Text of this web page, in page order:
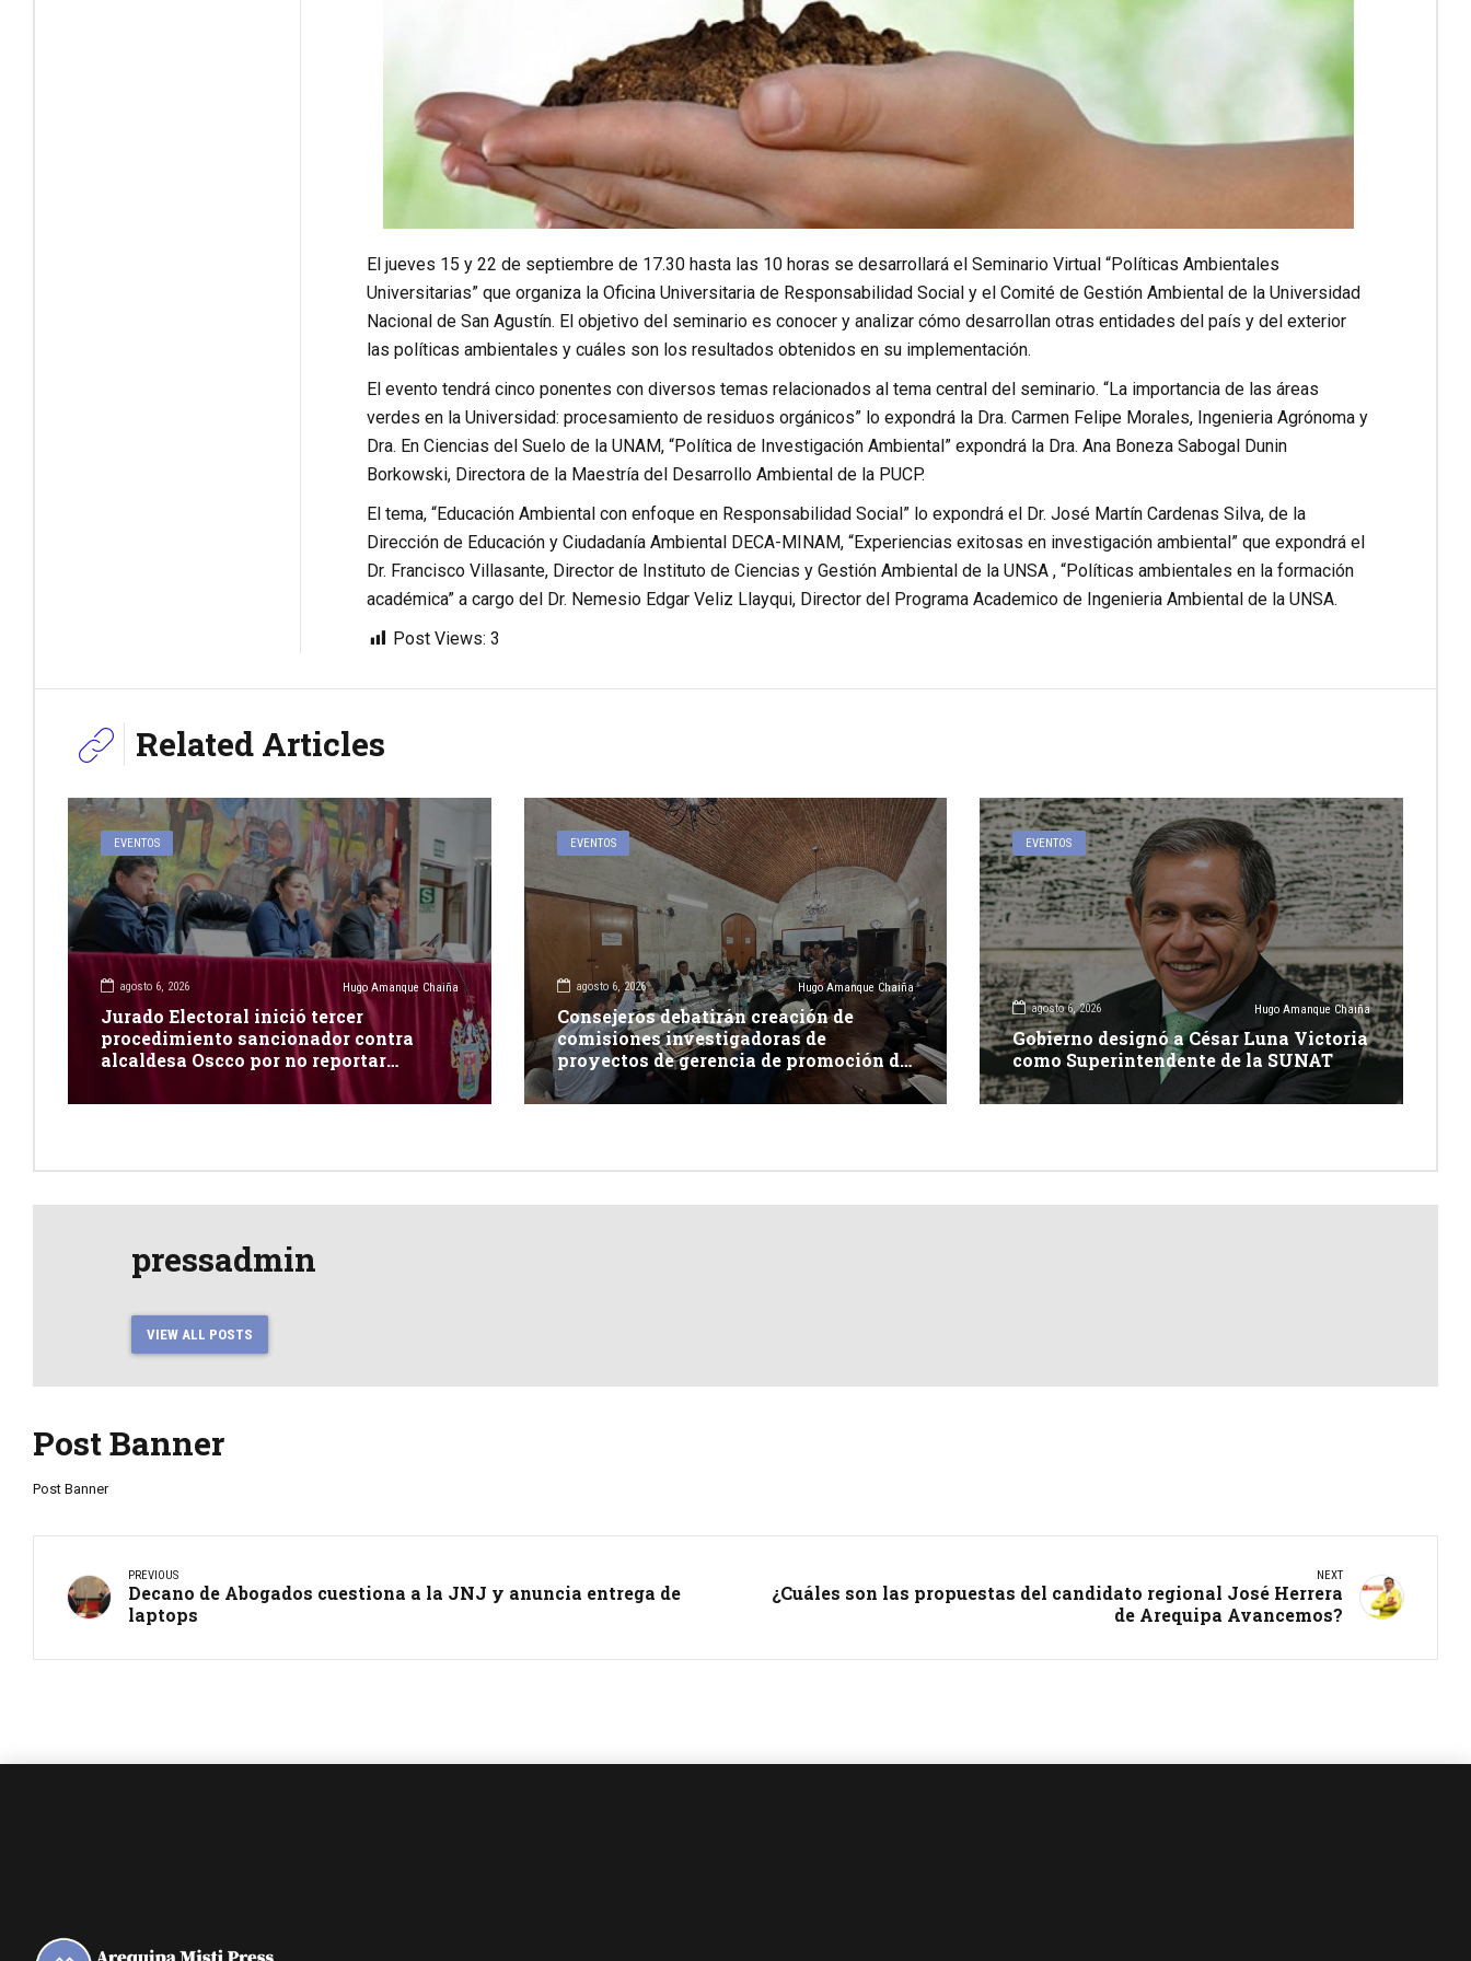
El jueves 15 y 22 de septiembre de 17.30 hasta las 10 horas se desarrollará el Seminario Virtual “Políticas Ambientales
Universitarias” que organiza la Oficina Universitaria de Responsabilidad Social y el Comité de Gestión Ambiental de la Universidad
Nacional de San Agustín. El objetivo del seminario es conocer y analizar cómo desarrollan otras entidades del país y del exterior
las políticas ambientales y cuáles son los resultados obtenidos en su implementación.
El evento tendrá cinco ponentes con diversos temas relacionados al tema central del seminario. “La importancia de las áreas
verdes en la Universidad: procesamiento de residuos orgánicos” lo expondrá la Dra. Carmen Felipe Morales, Ingenieria Agrónoma y
Dra. En Ciencias del Suelo de la UNAM, “Política de Investigación Ambiental” expondrá la Dra. Ana Boneza Sabogal Dunin
Borkowski, Directora de la Maestría del Desarrollo Ambiental de la PUCP.
El tema, “Educación Ambiental con enfoque en Responsabilidad Social” lo expondrá el Dr. José Martín Cardenas Silva, de la
Dirección de Educación y Ciudadanía Ambiental DECA-MINAM, “Experiencias exitosas en investigación ambiental” que expondrá el
Dr. Francisco Villasante, Director de Instituto de Ciencias y Gestión Ambiental de la UNSA , “Políticas ambientales en la formación
académica” a cargo del Dr. Nemesio Edgar Veliz Llayqui, Director del Programa Academico de Ingenieria Ambiental de la UNSA.
Post Views: 3
Related Articles
EVENTOS
agosto 6, 2026 Hugo Amanque Chaiña
Jurado Electoral inició tercer
procedimiento sancionador contra
alcaldesa Oscco por no reportar
EVENTOS
agosto 6, 2026 Hugo Amanque Chaiña
Consejeros debatirán creación de
comisiones investigadoras de
proyectos de gerencia de promoción de
inversión y carretera en Caylloma
EVENTOS
agosto 6, 2026 Hugo Amanque Chaiña
Gobierno designó a César Luna Victoria
como Superintendente de la SUNAT
pressadmin
VIEW ALL POSTS
Post Banner
Post Banner
PREVIOUS
Decano de Abogados cuestiona a la JNJ y anuncia entrega de
laptops
NEXT
¿Cuáles son las propuestas del candidato regional José Herrera
de Arequipa Avancemos?